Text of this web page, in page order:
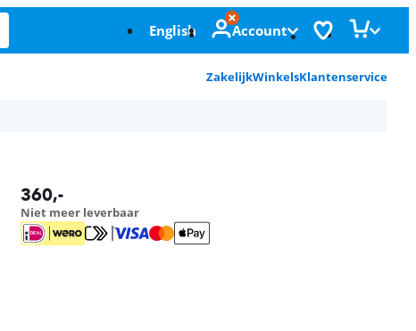
English Account
ZakelijkWinkelsKlantenservice
360,-
Niet meer leverbaar